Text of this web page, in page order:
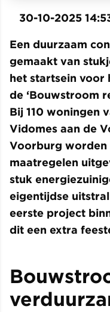
30-10-2025
Een duurzaam
gemaakt van
het startsein voor
de ‘Bouwstroom
Bij 110 woningen
Vidomes aan de
Voorburg worden
maatregelen
stuk
eigentijdse
eerste project
dit een extra